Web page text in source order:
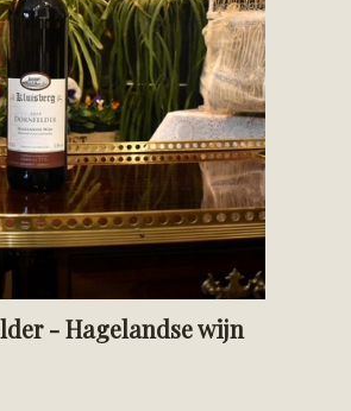
- Hagelandse wijn